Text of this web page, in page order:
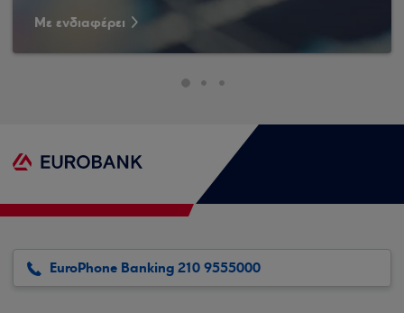
Με ενδιαφέρει
EuroPhone Banking 210 9555000